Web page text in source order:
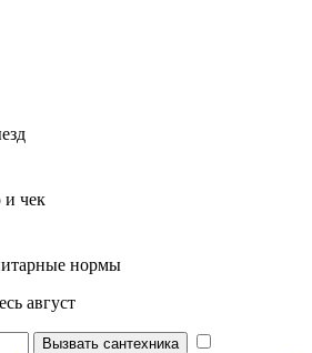
и чек
нормы
август
Вызвать сантехника